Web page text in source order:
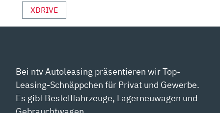
XDRIVE
Bei ntv Autoleasing präsentieren wir Top-
Leasing-Schnäppchen für Privat und Gewerbe.
Es gibt Bestellfahrzeuge, Lagerneuwagen und